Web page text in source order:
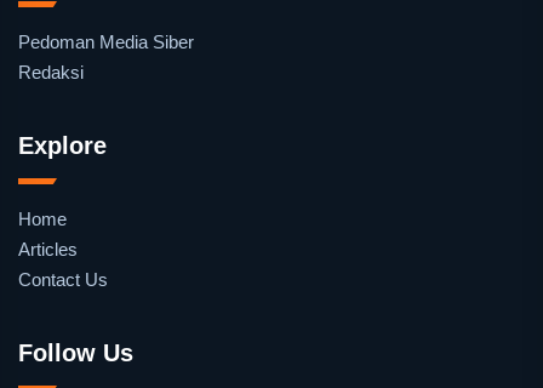
Pedoman Media Siber
Redaksi
Explore
Home
Articles
Contact Us
Follow Us